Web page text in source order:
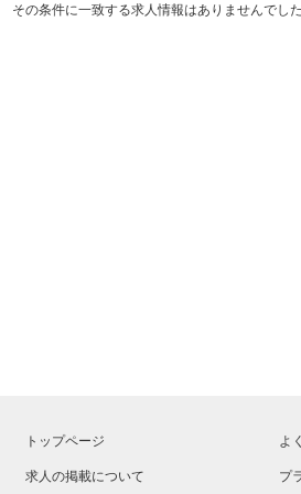
その条件に一致する求人情報はありませんでした
トップページ
求人の掲載について
よ
プ